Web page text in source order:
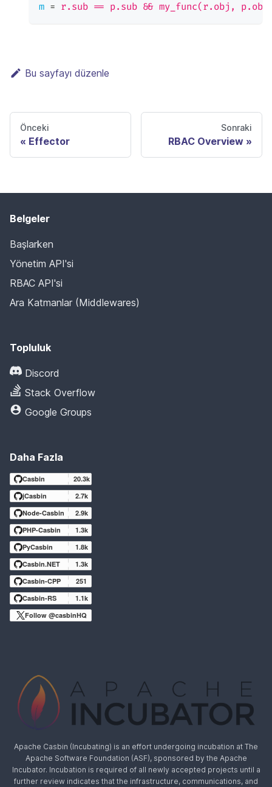
m = r.sub == p.sub && my_func(r.obj,
Bu sayfayı düzenle
Önceki
Effector
Sonraki
RBAC Overview
Belgeler
Başlarken
Yönetim API'si
RBAC API'si
Ara Katmanlar (Middlewares)
Topluluk
Discord
Stack Overflow
Google Groups
Daha Fazla
Casbin
20.3k
jCasbin
2.7k
Node-Casbin
2.9k
PHP-Casbin
1.3k
PyCasbin
1.8k
Casbin.NET
1.3k
Casbin-CPP
251
Casbin-RS
1.1k
Follow @casbinHQ
Apache Casbin (Incubating) is an effort undergoing incubation at The
Apache Software Foundation (ASF), sponsored by the Apache
Incubator. Incubation is required of all newly accepted projects until a
further review indicates that the infrastructure, communications, and